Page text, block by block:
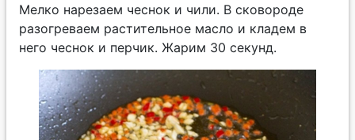
Мелко нарезаем чеснок и чили. В сковороде
разогреваем растительное масло и кладем в
него чеснок и перчик. Жарим 30 секунд.